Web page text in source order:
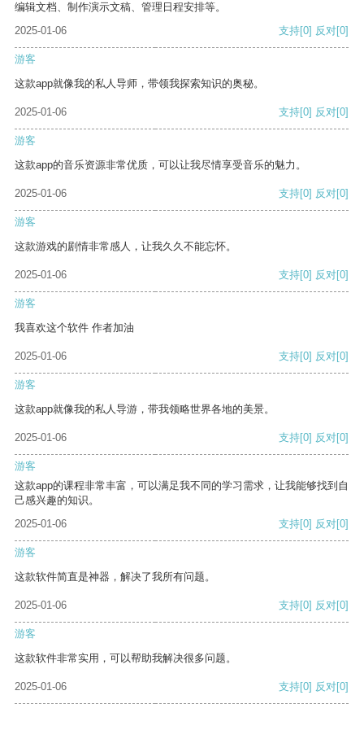
编辑文档、制作演示文稿、管理日程安排等。
2025-01-06
支持[0] 反对[0]
游客
这款app就像我的私人导师，带领我探索知识的奥秘。
2025-01-06 支持[0] 反对[0]
游客
这款app的音乐资源非常优质，可以让我尽情享受音乐的魅力。
2025-01-06 支持[0] 反对[0]
游客
这款游戏的剧情非常感人，让我久久不能忘怀。
2025-01-06 支持[0] 反对[0]
游客
我喜欢这个软件 作者加油
2025-01-06 支持[0] 反对[0]
游客
这款app就像我的私人导游，带我领略世界各地的美景。
2025-01-06 支持[0] 反对[0]
游客
这款app的课程非常丰富，可以满足我不同的学习需求，让我能够找到自
己感兴趣的知识。
2025-01-06
支持[0] 反对[0]
游客
这款软件简直是神器，解决了我所有问题。
2025-01-06 支持[0] 反对[0]
游客
这款软件非常实用，可以帮助我解决很多问题。
2025-01-06 支持[0] 反对[0]